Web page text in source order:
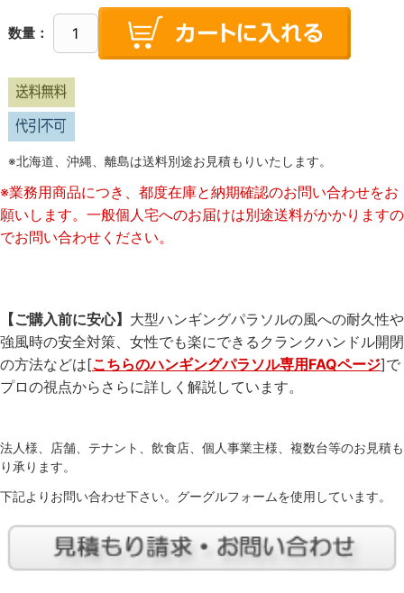
数量：
※北海道、沖縄、離島は送料別途お見積もりいたします。
※業務用商品につき、都度在庫と納期確認のお問い合わせをお
願いします。一般個人宅へのお届けは別途送料がかかりますの
でお問い合わせください。
【ご購入前に安心】 大型ハンギングパラソルの風への耐久性や
強風時の安全対策、女性でも楽にできるクランクハンドル開閉
の方法などは[こちらのハンギングパラソル専用FAQページ]で
プロの視点からさらに詳しく解説しています。
法人様、店舗、テナント、飲食店、個人事業主様、複数台等のお見積も
り承ります。
下記よりお問い合わせ下さい。グーグルフォームを使用しています。